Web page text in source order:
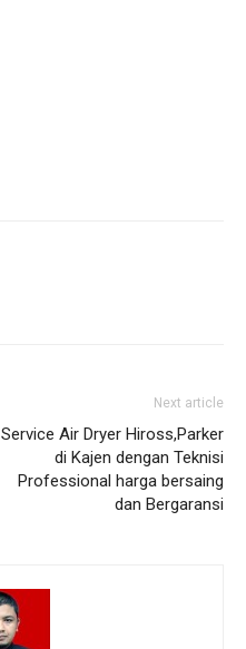
Next article
Service Air Dryer Hiross,Parker
di Kajen dengan Teknisi
Professional harga bersaing
dan Bergaransi